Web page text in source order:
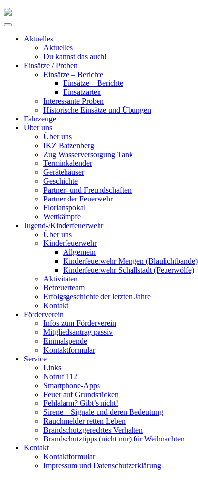
Skip
Primary
Aktuelles
Aktuelles
Du kannst das auch!
Einsätze / Proben
Einsätze – Berichte
Einsätze – Berichte
Einsatzarten
Interessante Proben
Historische Einsätze und Übungen
Fahrzeuge
Über uns
Über uns
IKZ Batzenberg
Zug Wasserversorgung Tank
Terminkalender
Gerätehäuser
Geschichte
Partner- und Freundschaften
Partner der Feuerwehr
Florianspokal
Wettkämpfe
Jugend-/Kinderfeuerwehr
Über uns
Kinderfeuerwehr
Allgemein
Kinderfeuerwehr Mengen (Blaulichtbande)
Kinderfeuerwehr Schallstadt (Feuerwölfe)
Aktivitäten
Betreuerteam
Erfolgsgeschichte der letzten Jahre
Kontakt
Förderverein
Infos zum Förderverein
Mitgliedsantrag passiv
Einmalspende
Kontaktformular
Service
Links
Notruf 112
Smartphone-Apps
Feuer auf Grundstücken
Fehlalarm? Gibt’s nicht!
Sirene – Signale und deren Bedeutung
Rauchmelder retten Leben
Brandschutzgerechtes Verhalten
Brandschutztipps (nicht nur) für Weihnachten
Kontakt
Kontaktformular
Impressum und Datenschutzerklärung